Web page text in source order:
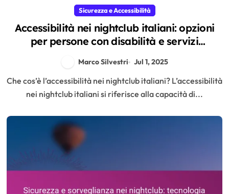
Sicurezza e Accessibilità
Accessibilità nei nightclub italiani: opzioni
per persone con disabilità e servizi
Marco Silvestri Jul 1, 2025
Che cos’è l’accessibilità nei nightclub italiani? L’accessibilità
nei nightclub italiani si riferisce alla capacità di...